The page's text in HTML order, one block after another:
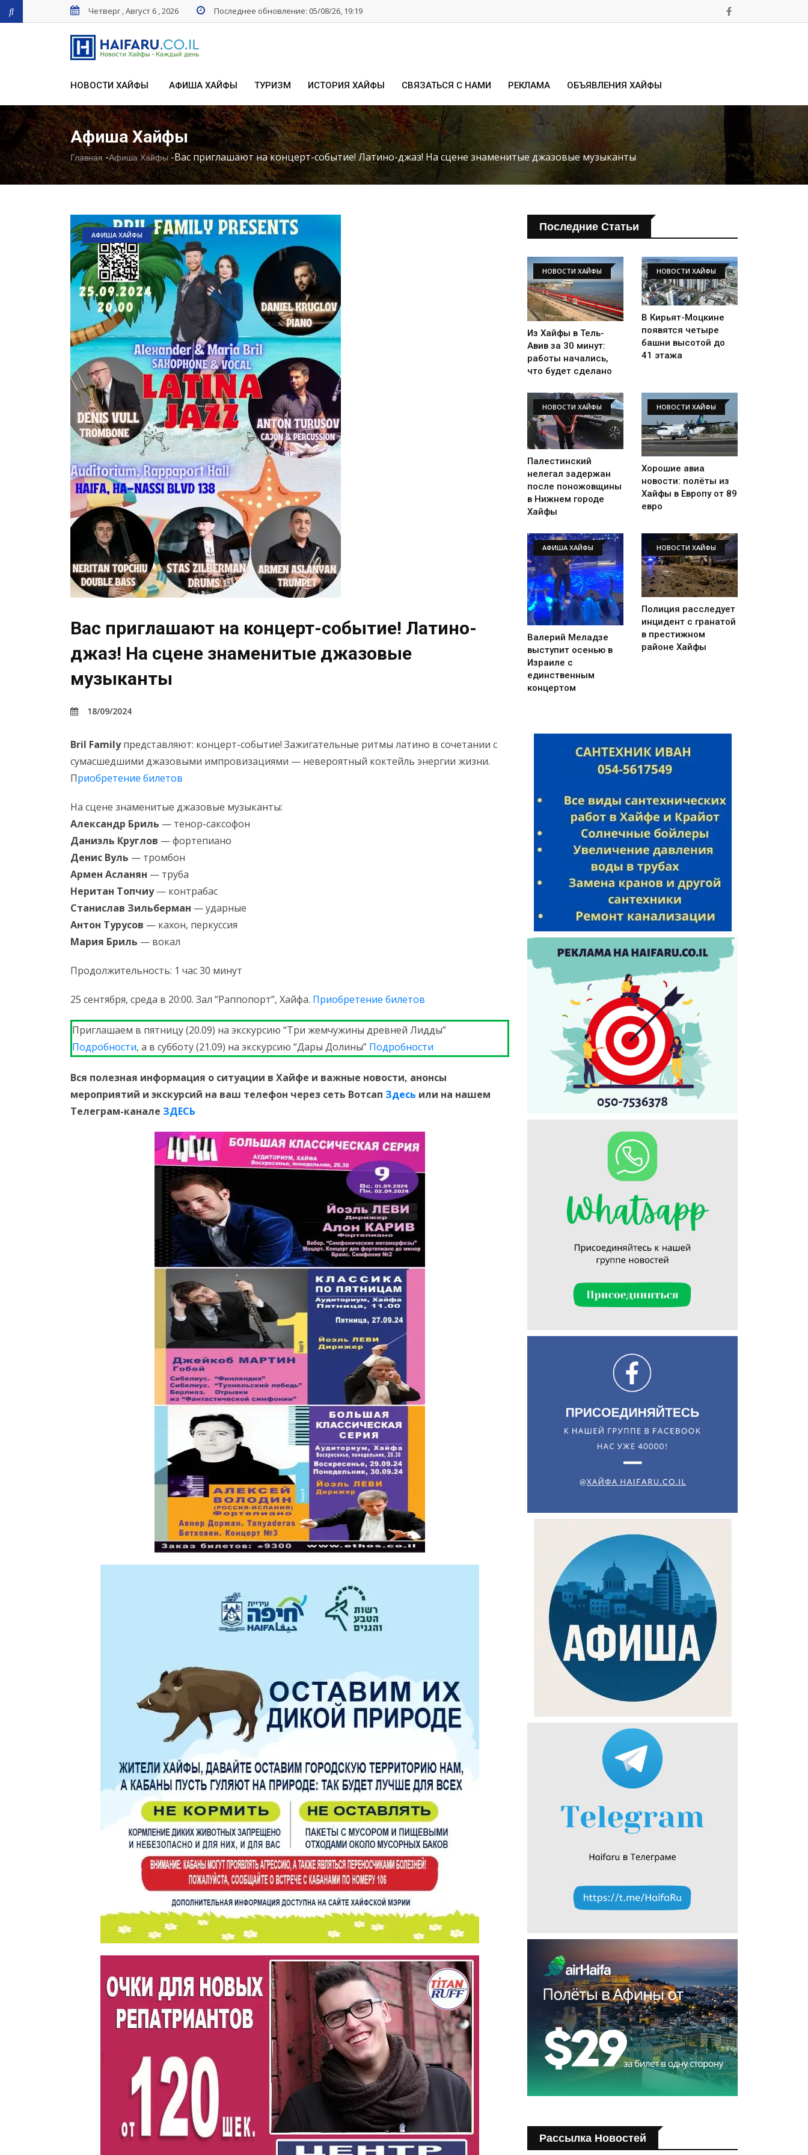
Четверг , Август 6 , 2026 Последнее обновление: 05/08/26, 19:19
НОВОСТИ ХАЙФЫ АФИША ХАЙФЫ ТУРИЗМ ИСТОРИЯ ХАЙФЫ СВЯЗАТЬСЯ С НАМИ РЕКЛАМА ОБЪЯВЛЕНИЯ ХАЙФЫ
Афиша Хайфы
Главная -Афиша Хайфы -Вас приглашают на концерт-событие! Латино-джаз! На сцене знаменитые джазовые музыканты
АФИША ХАЙФЫ
Вас приглашают на концерт-событие! Латино-
джаз! На сцене знаменитые джазовые
музыканты
18/09/2024
Bril Familyпредставляют: концерт-событие! Зажигательные ритмы латино в сочетании с
сумасшедшими джазовыми импровизациями — невероятный коктейль энергии жизни.
Приобретение билетов
На сцене знаменитые джазовые музыканты:
Александр Бриль — тенор-саксофон
Даниэль Круглов — фортепиано
Денис Вуль — тромбон
Армен Асланян — труба
Неритан Топчиу— контрабас
Станислав Зильберман — ударные
Антон Турусов — кахон, перкуссия
Мария Бриль — вокал
Продолжительность: 1 час 30 минут
25 сентября, среда в 20:00. Зал “Раппопорт”, Хайфа. Приобретение билетов
Приглашаем в пятницу (20.09) на экскурсию “Три жемчужины древней Лидды”
Подробности, а в субботу (21.09) на экскурсию “Дары Долины” Подробности
Вся полезная информация о ситуации в Хайфе и важные новости, анонсы
мероприятий и экскурсий на ваш телефон через сеть Вотсап Здесь или на нашем
Телеграм-канале ЗДЕСЬ
Последние Статьи
НОВОСТИ ХАЙФЫ
Из Хайфы в Тель-
Авив за 30 минут:
работы начались,
что будет сделано
НОВОСТИ ХАЙФЫ
В Кирьят-Моцкине
появятся четыре
башни высотой до
41 этажа
НОВОСТИ ХАЙФЫ
Палестинский
нелегал задержан
после поножовщины
в Нижнем городе
Хайфы
НОВОСТИ ХАЙФЫ
Хорошие авиа
новости: полёты из
Хайфы в Европу от 89
евро
АФИША ХАЙФЫ
Валерий Меладзе
выступит осенью в
Израиле с
единственным
концертом
НОВОСТИ ХАЙФЫ
Полиция расследует
инцидент с гранатой
в престижном
районе Хайфы
Рассылка Новостей